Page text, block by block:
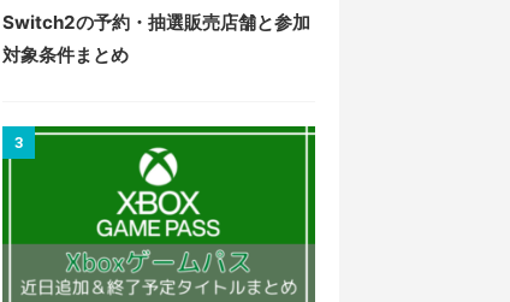
Switch2の予約・抽選販売店舗と参加
対象条件まとめ
3